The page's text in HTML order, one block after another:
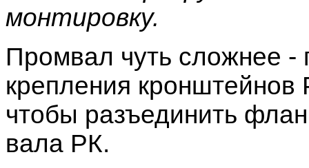
монтировку.
Промвал чуть сложнее -
крепления кронштейнов
чтобы разъединить
вала РК.